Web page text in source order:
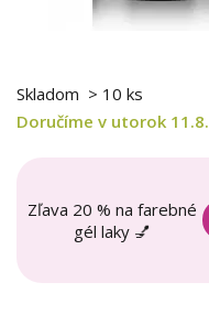
Skladom > 10 ks
Doručíme v utorok 11.8.
Zľava 20 % na farebné
gél laky 💅